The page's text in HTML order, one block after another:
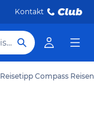
Kontakt
Hotel, Reiseziel
Reisetipp Compass Reisen